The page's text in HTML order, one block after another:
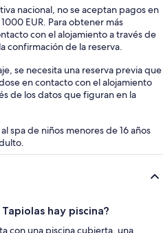
nacional, no se aceptan pagos en
EUR. Para obtener más
con el alojamiento a través de
confirmación de la reserva.
se necesita una reserva previa que
en contacto con el alojamiento
de los datos que figuran en la
spa de niños menores de 16 años
hay piscina?
con una piscina cubierta, una